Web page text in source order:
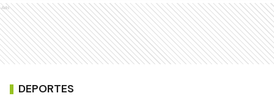
Ads
DEPORTES